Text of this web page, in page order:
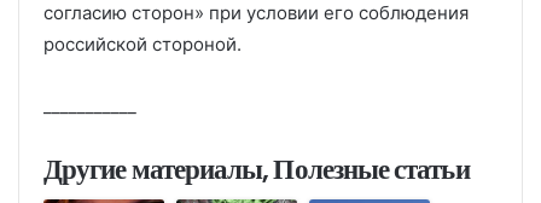
согласию сторон» при условии его соблюдения
российской стороной.
Другие материалы, Полезные статьи